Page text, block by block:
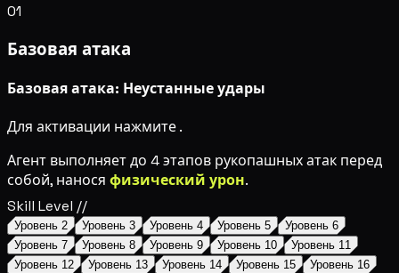
01
Базовая атака
Базовая атака: Неустанные удары
Для активации нажмите.
Агент выполняет до 4 этапов рукопашных атак перед
собой, нанося физический урон.
Skill Level //
Уровень 2 Уровень 3 Уровень 4 Уровень 5
Уровень 6
Уровень 7
Уровень 8 Уровень 9 Уровень 10
Уровень 11
Уровень 12
Уровень 13 Уровень 14 Уровень 15 Уровень 16